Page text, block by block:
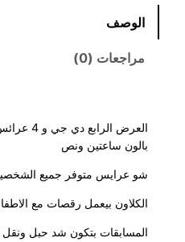
الوصف
مراجعات (0)
العرض
بالون ساعتين ونص
شو عرايس متوفر جميع
الكلاون بيعمل رقصات مع
المسابقات بتكون شد حبل